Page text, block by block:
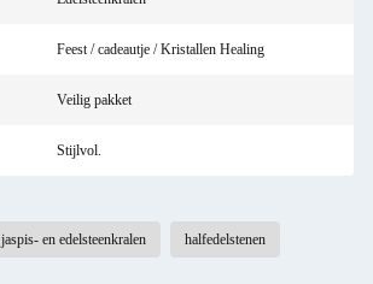
Feest / cadeautje / Kristallen Healing
Veilig pakket
Stijlvol.
jaspis- en edelsteenkralen halfedelstenen